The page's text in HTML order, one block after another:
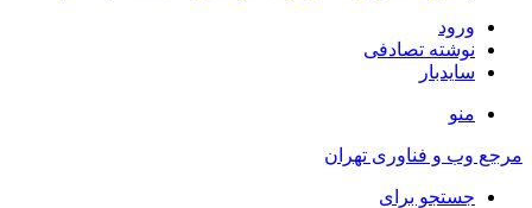
ورود
نوشته تصادفی
سایدبار
منو
مرجع وب و فناوری تهران
جستجو برای